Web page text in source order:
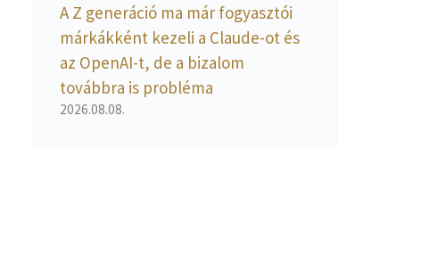
A Z generáció ma már fogyasztói
márkákként kezeli a Claude-ot és
az OpenAI-t, de a bizalom
továbbra is probléma
2026.08.08.